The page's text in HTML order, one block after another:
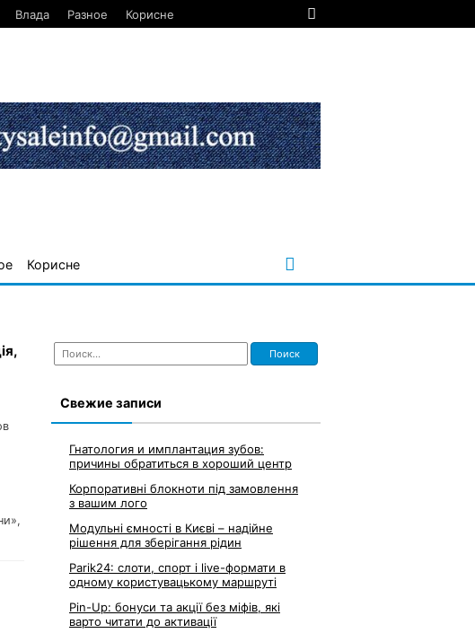
Влада Разное Корисне
Корисне
Найти:
Свежие записи
Гнатология и имплантация зубов:
причины обратиться в хороший центр
Корпоративні блокноти під замовлення
з вашим лого
Модульні ємності в Києві – надійне
рішення для зберігання рідин
Parik24: слоти, спорт і live-формати в
одному користувацькому маршруті
Pin-Up: бонуси та акції без міфів, які
варто читати до активації